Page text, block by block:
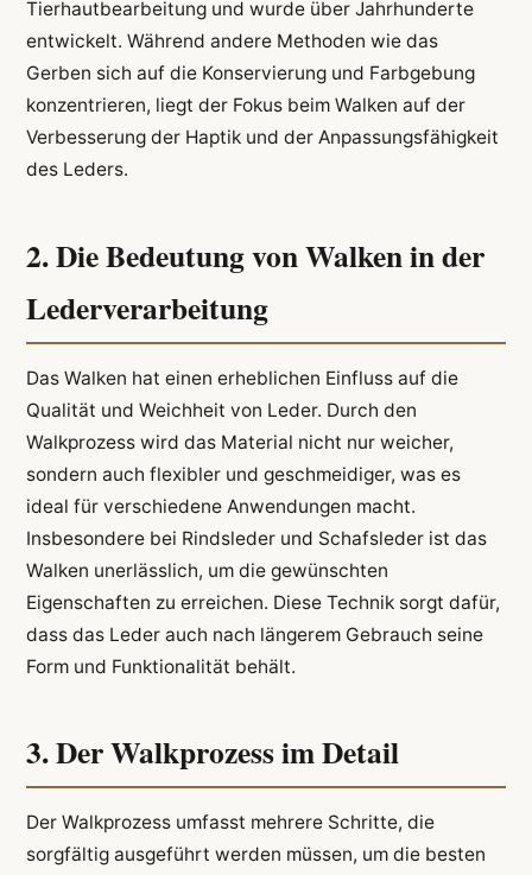
Tierhautbearbeitung und wurde über Jahrhunderte
entwickelt. Während andere Methoden wie das
Gerben sich auf die Konservierung und Farbgebung
konzentrieren, liegt der Fokus beim Walken auf der
Verbesserung der Haptik und der Anpassungsfähigkeit
des Leders.
2. Die Bedeutung von Walken in der
Lederverarbeitung
Das Walken hat einen erheblichen Einfluss auf die
Qualität und Weichheit von Leder. Durch den
Walkprozess wird das Material nicht nur weicher,
sondern auch flexibler und geschmeidiger, was es
ideal für verschiedene Anwendungen macht.
Insbesondere bei Rindsleder und Schafsleder ist das
Walken unerlässlich, um die gewünschten
Eigenschaften zu erreichen. Diese Technik sorgt dafür,
dass das Leder auch nach längerem Gebrauch seine
Form und Funktionalität behält.
3. Der Walkprozess im Detail
Der Walkprozess umfasst mehrere Schritte, die
sorgfältig ausgeführt werden müssen, um die besten